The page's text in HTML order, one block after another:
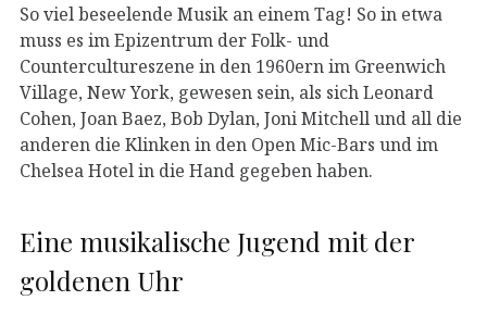
So viel beseelende Musik an einem Tag! So in etwa
muss es im Epizentrum der Folk- und
Countercultureszene in den 1960ern im Greenwich
Village, New York, gewesen sein, als sich Leonard
Cohen, Joan Baez, Bob Dylan, Joni Mitchell und all die
anderen die Klinken in den Open Mic-Bars und im
Chelsea Hotel in die Hand gegeben haben.
Eine musikalische Jugend mit der
goldenen Uhr